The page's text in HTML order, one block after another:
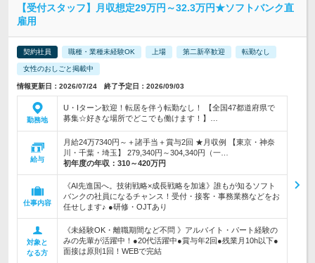
【受付スタッフ】月収想定29万円～32.3万円★ソフトバンク直
雇用
契約社員 職種・業種未経験OK 上場 第二新卒歓迎 転勤なし
女性のおしごと掲載中
情報更新日：2026/07/24 終了予定日：2026/09/03
勤務地
U・Iターン歓迎！転居を伴う転勤なし！ 【全国47都道府県で
募集☆好きな場所でどこでも働けます！】…
給与
月給24万7340円～＋諸手当＋賞与2回 ★月収例 【東京・神奈
川・千葉・埼玉】 279,340円～304,340円（一…
初年度の年収： 310～420万円
仕事内容
《AI先進国へ。技術戦略×成長戦略を加速》誰もが知るソフト
バンクの社員になるチャンス！受付・接客・事務業務などをお
任せします♪ ●研修・OJTあり
対象と
なる方
《未経験OK・離職期間など不問 》アルバイト・パート経験の
みの先輩が活躍中！●20代活躍中●賞与年2回●残業月10h以下●
面接は原則1回！WEBで完結